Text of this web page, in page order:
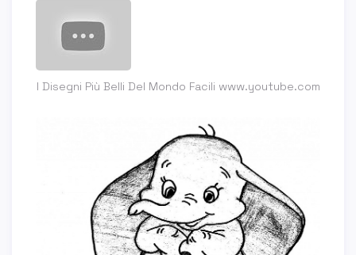
I Disegni Più Belli Del Mondo Facili www.youtube.com